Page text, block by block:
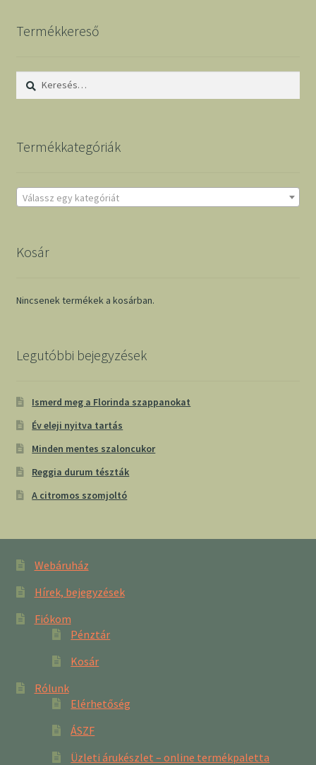
Termékkereső
Keresés:
Termékkategóriák
Válassz egy kategóriát
Kosár
Nincsenek termékek a kosárban.
Legutóbbi bejegyzések
Ismerd meg a Florinda szappanokat
Év eleji nyitva tartás
Minden mentes szaloncukor
Reggia durum tészták
A citromos szomjoltó
Webáruház
Hírek, bejegyzések
Fiókom
Pénztár
Kosár
Rólunk
Elérhetőség
ÁSZF
Üzleti árukészlet – online termékpaletta